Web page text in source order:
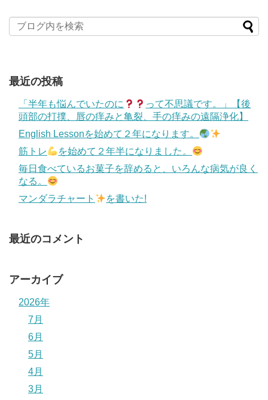
最近の投稿
「半年も悩んでいたのに
って不思議です。」【後
頭部の打撲、唇の痒みと亀裂、手の痒みの遠隔浄化】
English Lessonを始めて２年になります。
筋トレ
を始めて２年半になりました。
毎日食べているお菓子を辞めると、いろんな病気が良く
なる。
マンダラチャート
を書いた!
最近のコメント
アーカイブ
2026年
7月
6月
5月
4月
3月